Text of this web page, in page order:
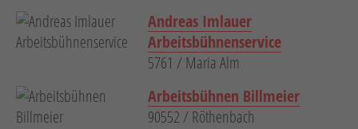
Messtechnik
Verkehr / Beleuchtung
Sonstiges
Anhänger mit Zubehör
Andreas Imlauer
Arbeitsbühnenservice
5761 / Maria Alm
Arbeitsbühnen Billmeier
90552 / Röthenbach